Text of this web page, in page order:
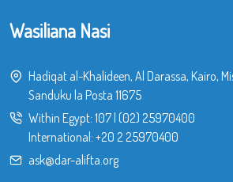
Wasiliana Nasi
Hadiqat al-Khalideen, Al Darassa, Kairo,
Sanduku la Posta 11675
Within Egypt: 107| (02) 25970400
International: +20 2 25970400
ask@dar-alifta.org